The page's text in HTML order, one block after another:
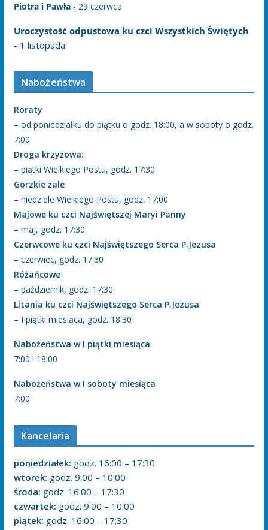
Piotra i Pawła- 29 czerwca
Uroczystość odpustowa ku czci Wszystkich Świętych
- 1 listopada
Nabożeństwa
Roraty
– od poniedziałku do piątku o godz. 18:00, a w soboty o godz.
7:00
Droga krzyżowa:
– piątki Wielkiego Postu, godz. 17:30
Gorzkie żale
– niedziele Wielkiego Postu, godz. 17:00
Majowe ku czci Najświętszej Maryi Panny
– maj, godz. 17:30
Czerwcowe ku czci Najświętszego Serca P.Jezusa
– czerwiec, godz. 17:30
Różańcowe
– październik, godz. 17:30
Litania ku czci Najświętszego Serca P.Jezusa
– I piątki miesiąca, godz. 18:30
Nabożeństwa w I piątki miesiąca
7:00 i 18:00
Nabożeństwa w I soboty miesiąca
7:00
Kancelaria
poniedziałek: godz. 16:00 – 17:30
wtorek: godz. 9:00 – 10:00
środa: godz. 16:00 – 17:30
czwartek: godz. 9:00 – 10:00
piątek: godz. 16:00 – 17:30